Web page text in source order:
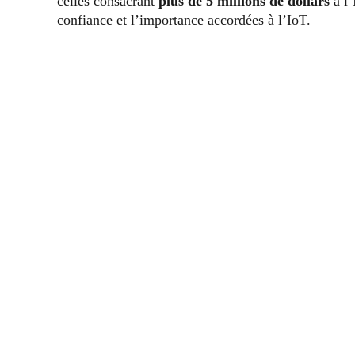
confiance et l’importance accordées à l’IoT.